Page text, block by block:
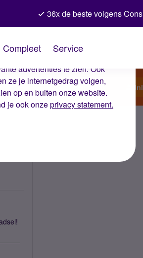
ervoor dat je ervaring op de
advertenties te zien. Ook
ze je internetgedrag volgen,
op en buiten onze website.
je ook onzeprivacy statement.
36x de beste volgens
Compleet Service
Start een topic